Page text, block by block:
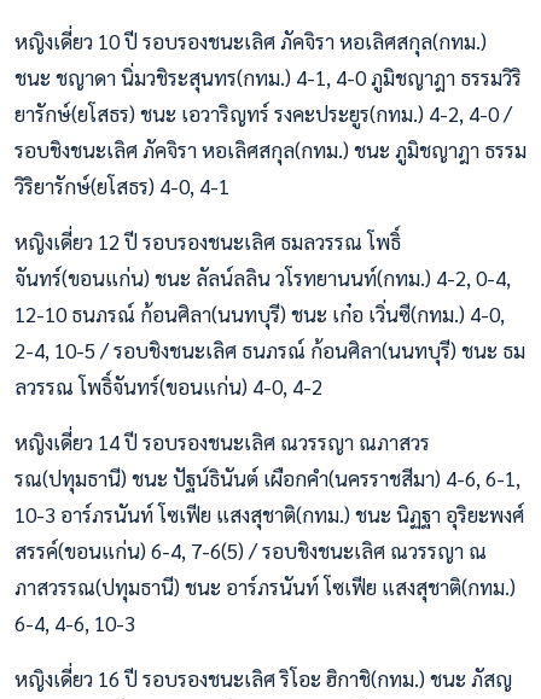
หญิงเดี่ยว 10 ปี รอบรองชนะเลิศ ภัคจิรา หอเลิศสกุล(กทม.)
ชนะ ชญาดา นิ่มวชิระสุนทร(กทม.) 4-1, 4-0 ภูมิชญาฎา ธรรมวิริ
ยารักษ์(ยโสธร) ชนะ เอวาริญทร์ รงคะประยูร(กทม.) 4-2, 4-0 /
รอบชิงชนะเลิศ ภัคจิรา หอเลิศสกุล(กทม.) ชนะ ภูมิชญาฎา ธรรม
วิริยารักษ์(ยโสธร) 4-0, 4-1
หญิงเดี่ยว 12 ปี รอบรองชนะเลิศ ธมลวรรณ โพธิ์
จันทร์(ขอนแก่น) ชนะ ลัลน์ลลิน วโรทยานนท์(กทม.) 4-2, 0-4,
12-10 ธนภรณ์ ก้อนศิลา(นนทบุรี) ชนะ เก๋อ เวิ่นซี(กทม.) 4-0,
2-4, 10-5 / รอบชิงชนะเลิศ ธนภรณ์ ก้อนศิลา(นนทบุรี) ชนะ ธม
ลวรรณ โพธิ์จันทร์(ขอนแก่น) 4-0, 4-2
หญิงเดี่ยว 14 ปี รอบรองชนะเลิศ ณวรรญา ณภาสวร
รณ(ปทุมธานี) ชนะ ปัฐน์ธินันต์ เผือกคำ(นครราชสีมา) 4-6, 6-1,
10-3 อาร์ภรนันท์ โซเฟีย แสงสุชาติ(กทม.) ชนะ นิฏฐา อุริยะพงศ์
สรรค์(ขอนแก่น) 6-4, 7-6(5) / รอบชิงชนะเลิศ ณวรรญา ณ
ภาสวรรณ(ปทุมธานี) ชนะ อาร์ภรนันท์ โซเฟีย แสงสุชาติ(กทม.)
6-4, 4-6, 10-3
หญิงเดี่ยว 16 ปี รอบรองชนะเลิศ ริโอะ ฮิกาชิ(กทม.) ชนะ ภัสญ